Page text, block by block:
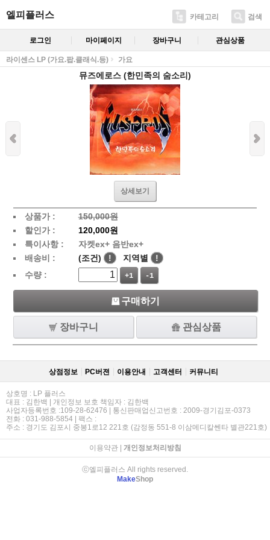
엘피플러스 카테고리 검색
로그인 마이페이지 장바구니 관심상품
라이센스 LP (가요.팝.클래식.등) 가요
뮤즈에로스 (한민족의 숨소리)
상세보기
상품가 :
150,000원
할인가 :
120,000원
특이사항 :
자켓ex+ 음반ex+
배송비 :
(조건) ! 지역별
!
수량 :
+1 -1
구매하기
장바구니 관심상품
상점정보 PC버젼 이용안내 고객센터 커뮤니티
상호명 : LP 플러스
대표 : 김한백 | 개인정보 보호 책임자 : 김한백
사업자등록번호 :109-28-62476 | 통신판매업신고번호 : 2009-경기김포-0373
전화 : 031-988-5854 | 팩스 :
주소 : 경기도 김포시 중봉1로12 221호 (감정동 551-8 이삼메디칼쎈타 별관221호)
이용약관| 개인정보처리방침
ⓒ엘피플러스 All rights reserved.
MakeShop